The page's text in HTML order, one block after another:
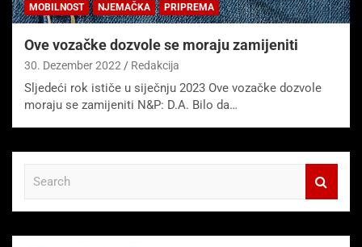
MOBILNOST NJEMAČKA PRIPREMA
Ove vozačke dozvole se moraju zamijeniti
30. Dezember 2022 Redakcija
Sljedeći rok ističe u siječnju 2023 Ove vozačke dozvole
moraju se zamijeniti N&P: D.A. Bilo da…
c